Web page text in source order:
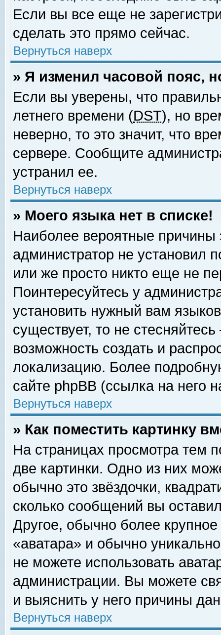
Если вы все еще не
сделать это прямо сейчас.
Вернуться наверх
» Я изменил часовой пояс,
Если вы уверены, что
летнего времени (DST), но
неверно, то это значит, что
сервере. Сообщите
устранил ее.
Вернуться наверх
» Моего языка нет в списке!
Наиболее вероятные причины
администратор не установил
или же просто никто еще не
Поинтересуйтесь у
установить нужный вам
существует, то не
возможность создать и
локализацию. Более
сайте phpBB (ссылка на него
Вернуться наверх
» Как поместить картинку
На страницах просмотра тем
две картинки. Одно из них
обычно это звёздочки,
сколько сообщений вы
Другое, обычно более
«аватара» и обычно
не можете использовать
администрации. Вы можете
и выяснить у него причины
Вернуться наверх